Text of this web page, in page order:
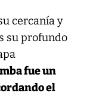
cercanía y
su profundo
fue un
el